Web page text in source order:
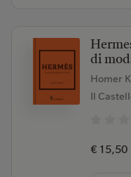
di
Homer
Il
€ 15,50